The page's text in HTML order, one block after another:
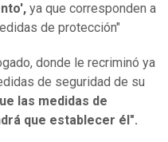
ya que corresponden a
de protección"
donde le recriminó ya
de seguridad de su
las medidas de
que establecer él".